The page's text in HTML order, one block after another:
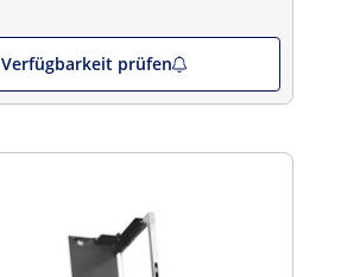
Verfügbarkeit prüfen